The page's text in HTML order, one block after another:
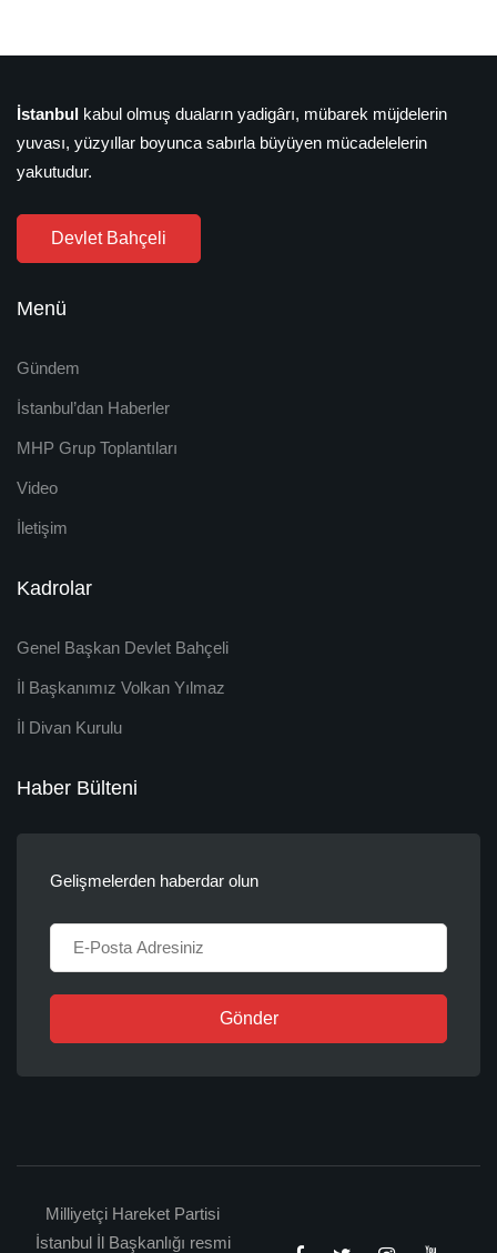
İstanbul kabul olmuş duaların yadigârı, mübarek müjdelerin
yuvası, yüzyıllar boyunca sabırla büyüyen mücadelelerin
yakutudur.
Devlet Bahçeli
Menü
Gündem
İstanbul’dan Haberler
MHP Grup Toplantıları
Video
İletişim
Kadrolar
Genel Başkan Devlet Bahçeli
İl Başkanımız Volkan Yılmaz
İl Divan Kurulu
Haber Bülteni
Gelişmelerden haberdar olun
Gönder
Milliyetçi Hareket Partisi
İstanbul İl Başkanlığı resmi